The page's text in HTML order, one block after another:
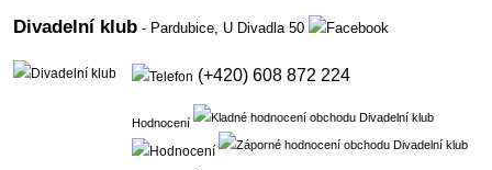
Divadelní klub - Pardubice, U Divadla 50
(+420) 608 872 224
Hodnocení